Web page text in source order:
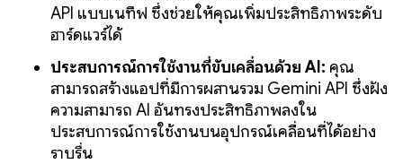
API แบบเนทีฟ ซึ่งช่วยให้คุณเพิ่มประสิทธิภาพระดับ
ฮาร์ดแวร์ได้
ประสบการณ์การใช้งานที่ขับเคลื่อนด้วย AI: คุณ
สามารถสร้างแอปที่มีการผสานรวม Gemini API ซึ่งฝัง
ความสามารถ AI อันทรงประสิทธิภาพลงใน
ประสบการณ์การใช้งานบนอุปกรณ์เคลื่อนที่ได้อย่าง
ราบรื่น